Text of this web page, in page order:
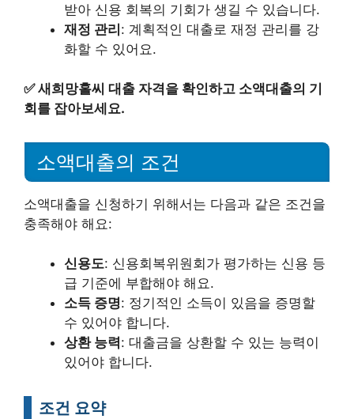
받아 신용 회복의 기회가 생길 수 있습니다.
재정 관리: 계획적인 대출로 재정 관리를 강
화할 수 있어요.
✅새희망홀씨 대출 자격을 확인하고 소액대출의 기
회를 잡아보세요.
소액대출의 조건
소액대출을 신청하기 위해서는 다음과 같은 조건을
충족해야 해요:
신용도: 신용회복위원회가 평가하는 신용 등
급 기준에 부합해야 해요.
소득 증명: 정기적인 소득이 있음을 증명할
수 있어야 합니다.
상환 능력: 대출금을 상환할 수 있는 능력이
있어야 합니다.
조건 요약